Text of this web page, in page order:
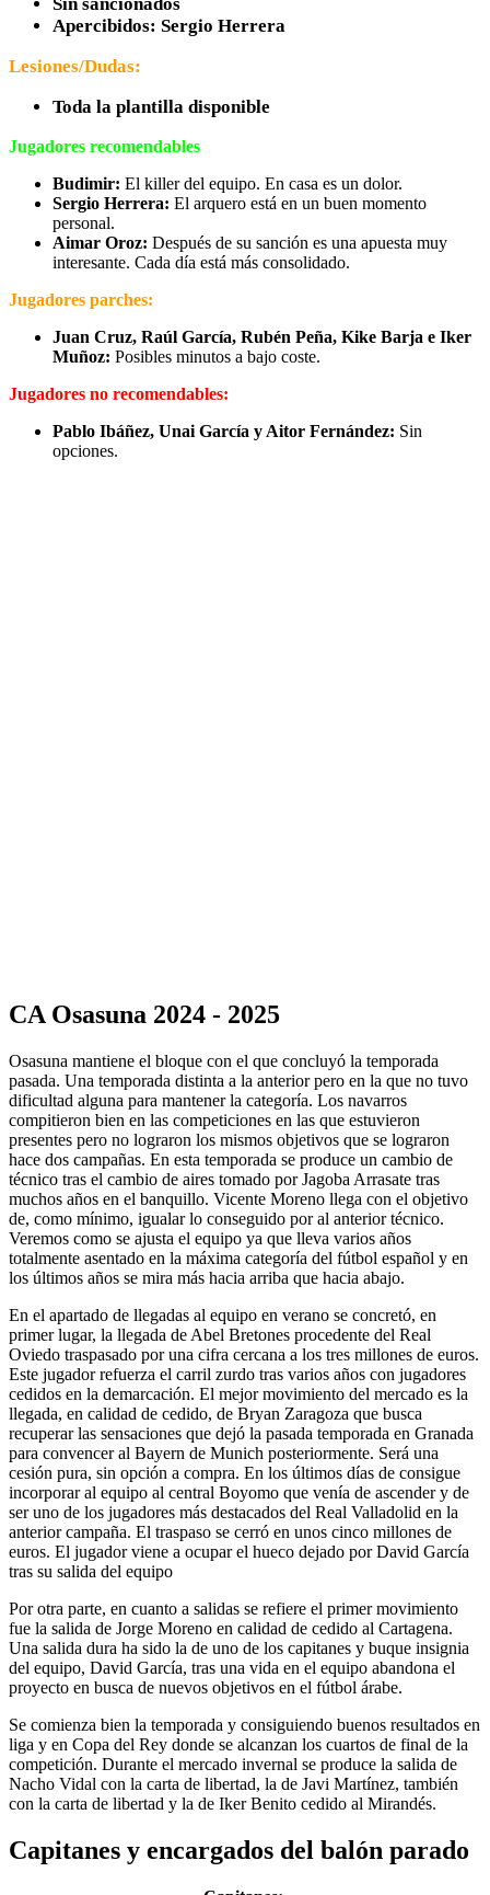
Apercibidos: Sergio Herrera
Lesiones/Dudas:
Toda la plantilla disponible
Jugadores recomendables
Budimir: El killer del equipo. En casa es un dolor.
Sergio Herrera: El arquero está en un buen momento
personal.
Aimar Oroz: Después de su sanción es una apuesta muy
interesante. Cada día está más consolidado.
Jugadores parches:
Juan Cruz, Raúl García, Rubén Peña, Kike Barja e Iker
Muñoz: Posibles minutos a bajo coste.
Jugadores no recomendables:
Pablo Ibáñez, Unai García y Aitor Fernández: Sin
opciones.
CA Osasuna 2024 - 2025
Osasuna mantiene el bloque con el que concluyó la temporada
pasada. Una temporada distinta a la anterior pero en la que no tuvo
dificultad alguna para mantener la categoría. Los navarros
compitieron bien en las competiciones en las que estuvieron
presentes pero no lograron los mismos objetivos que se lograron
hace dos campañas. En esta temporada se produce un cambio de
técnico tras el cambio de aires tomado por Jagoba Arrasate tras
muchos años en el banquillo. Vicente Moreno llega con el objetivo
de, como mínimo, igualar lo conseguido por al anterior técnico.
Veremos como se ajusta el equipo ya que lleva varios años
totalmente asentado en la máxima categoría del fútbol español y en
los últimos años se mira más hacia arriba que hacia abajo.
En el apartado de llegadas al equipo en verano se concretó, en
primer lugar, la llegada de Abel Bretones procedente del Real
Oviedo traspasado por una cifra cercana a los tres millones de euros.
Este jugador refuerza el carril zurdo tras varios años con jugadores
cedidos en la demarcación. El mejor movimiento del mercado es la
llegada, en calidad de cedido, de Bryan Zaragoza que busca
recuperar las sensaciones que dejó la pasada temporada en Granada
para convencer al Bayern de Munich posteriormente. Será una
cesión pura, sin opción a compra. En los últimos días de consigue
incorporar al equipo al central Boyomo que venía de ascender y de
ser uno de los jugadores más destacados del Real Valladolid en la
anterior campaña. El traspaso se cerró en unos cinco millones de
euros. El jugador viene a ocupar el hueco dejado por David García
tras su salida del equipo
Por otra parte, en cuanto a salidas se refiere el primer movimiento
fue la salida de Jorge Moreno en calidad de cedido al Cartagena.
Una salida dura ha sido la de uno de los capitanes y buque insignia
del equipo, David García, tras una vida en el equipo abandona el
proyecto en busca de nuevos objetivos en el fútbol árabe.
Se comienza bien la temporada y consiguiendo buenos resultados en
liga y en Copa del Rey donde se alcanzan los cuartos de final de la
competición. Durante el mercado invernal se produce la salida de
Nacho Vidal con la carta de libertad, la de Javi Martínez, también
con la carta de libertad y la de Iker Benito cedido al Mirandés.
Capitanes y encargados del balón parado